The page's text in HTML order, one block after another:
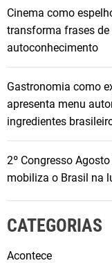
Cinema como
transforma frases
autoconhecimento
Gastronomia como
apresenta menu
ingredientes
2º Congresso
mobiliza o Brasil na
CATEGORIAS
Acontece